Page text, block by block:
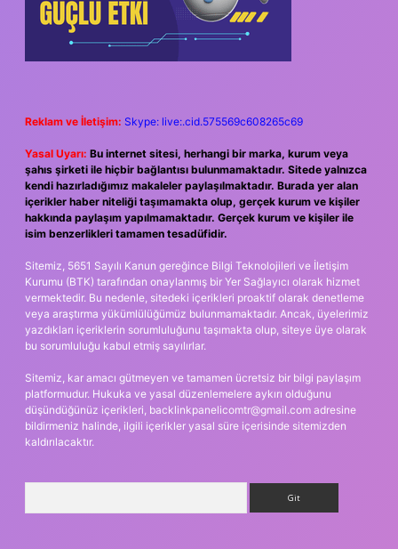
Reklam ve İletişim: Skype: live:.cid.575569c608265c69
Yasal Uyarı: Bu internet sitesi, herhangi bir marka, kurum veya
şahıs şirketi ile hiçbir bağlantısı bulunmamaktadır. Sitede yalnızca
kendi hazırladığımız makaleler paylaşılmaktadır. Burada yer alan
içerikler haber niteliği taşımamakta olup, gerçek kurum ve kişiler
hakkında paylaşım yapılmamaktadır. Gerçek kurum ve kişiler ile
isim benzerlikleri tamamen tesadüfidir.
Sitemiz, 5651 Sayılı Kanun gereğince Bilgi Teknolojileri ve İletişim
Kurumu (BTK) tarafından onaylanmış bir Yer Sağlayıcı olarak hizmet
vermektedir. Bu nedenle, sitedeki içerikleri proaktif olarak denetleme
veya araştırma yükümlülüğümüz bulunmamaktadır. Ancak, üyelerimiz
yazdıkları içeriklerin sorumluluğunu taşımakta olup, siteye üye olarak
bu sorumluluğu kabul etmiş sayılırlar.
Sitemiz, kar amacı gütmeyen ve tamamen ücretsiz bir bilgi paylaşım
platformudur. Hukuka ve yasal düzenlemelere aykırı olduğunu
düşündüğünüz içerikleri, backlinkpanelicomtr@gmail.com adresine
bildirmeniz halinde, ilgili içerikler yasal süre içerisinde sitemizden
kaldırılacaktır.